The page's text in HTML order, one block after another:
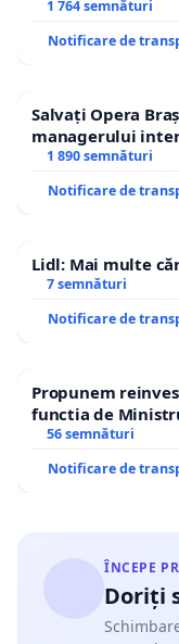
1 764 semnături
Notificare de
Salvați Opera
managerului
1 890 semnături
Notificare de
Lidl: Mai multe
7 semnături
Notificare de
Propunem
functia de
56 semnături
Notificare de
ÎNCEPE
Doriți